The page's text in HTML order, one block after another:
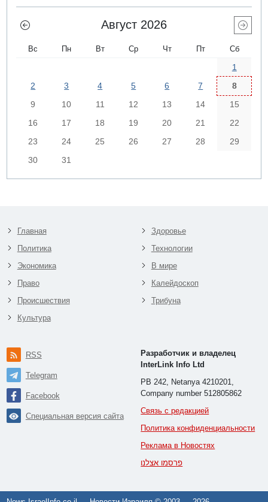
Август 2026
Вс Пн Вт Ср Чт Пт Сб
1
2
3 4 5 6 7
8
9
10 11 12 13 14
15
16
17 18 19 20 21
22
23
24 25 26 27 28
29
30
31
Главная
Политика
Экономика
Право
Происшествия
Культура
Здоровье
Технологии
В мире
Калейдоскоп
Трибуна
RSS
Telegram
Facebook
Специальная версия сайта
Разработчик и владелец
InterLink Info Ltd
PB 242, Netanya 4210201,
Company number 512805862
Связь с редакцией
Политика конфиденциальности
Реклама в Новостях
פרסמו אצלנו